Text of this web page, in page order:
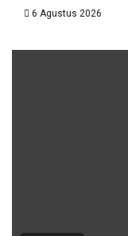
6 Agustus 2026